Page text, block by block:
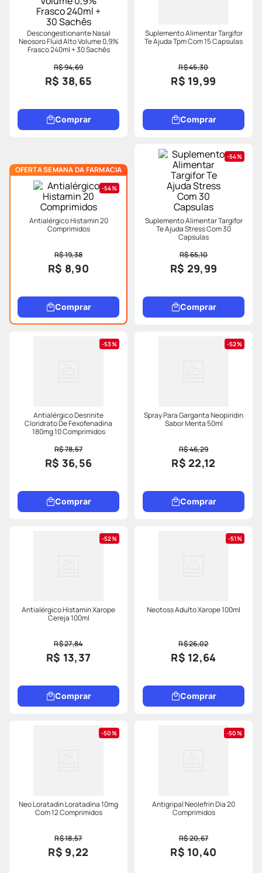
Descongestionante Nasal
Neosoro Fluid Alto Volume 0,9%
Frasco 240ml + 30 Sachês
R$ 94,69
R$ 38,65
Comprar
Suplemento Alimentar Targifor
Te Ajuda Tpm Com 15 Capsulas
R$ 45,30
R$ 19,99
Comprar
OFERTA SEMANA DA FARMACIA
54%
Antialérgico Histamin 20
Comprimidos
R$ 19,38
R$ 8,90
Comprar
54%
Suplemento Alimentar Targifor
Te Ajuda Stress Com 30
Capsulas
R$ 65,10
R$ 29,99
Comprar
53%
Antialérgico Desrinite
Cloridrato De Fexofenadina
180mg 10 Comprimidos
R$ 78,57
R$ 36,56
Comprar
52%
Spray Para Garganta Neopiridin
Sabor Menta 50ml
R$ 46,29
R$ 22,12
Comprar
52%
Antialérgico Histamin Xarope
Cereja 100ml
R$ 27,84
R$ 13,37
Comprar
51%
Neotoss Adulto Xarope 100ml
R$ 26,02
R$ 12,64
Comprar
50%
Neo Loratadin Loratadina 10mg
Com 12 Comprimidos
R$ 18,57
R$ 9,22
50%
Antigripal Neolefrin Dia 20
Comprimidos
R$ 20,67
R$ 10,40